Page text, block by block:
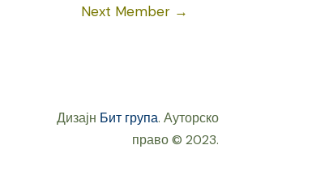
Next Member →
Дизајн Бит група. Ауторско
право © 2023.